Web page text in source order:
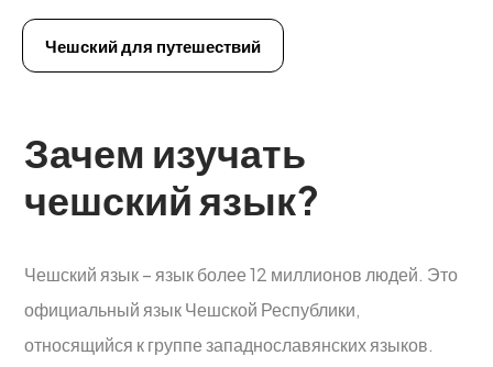
Чешский для путешествий
Зачем изучать
чешский язык?
Чешский язык – язык более 12 миллионов людей. Это
официальный язык Чешской Республики,
относящийся к группе западнославянских языков.